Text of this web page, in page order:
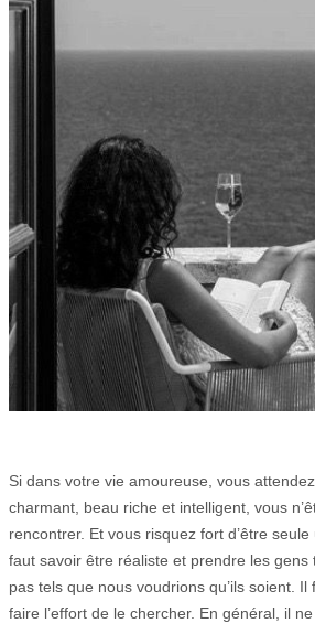
Si dans votre vie amoureuse, vous
charmant, beau riche et intelligent, vous
rencontrer. Et vous risquez fort d’être
faut savoir être réaliste et prendre les gens
pas tels que nous voudrions qu’ils soient. Il
faire l’effort de le chercher. En général, il